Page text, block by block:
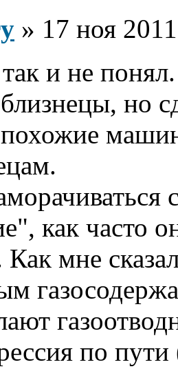
» 17 ноя
и не
близнецы, но
как часто
мне
по